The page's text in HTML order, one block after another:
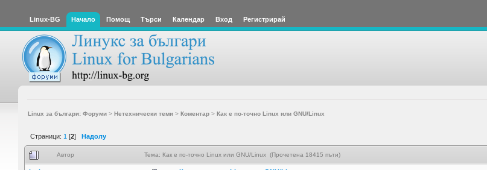
Linux-BG Начало Помощ Търси Календар Вход Регистрирай
Linux за българи: Форуми> Нетехнически теми> Коментар> Как е по-точно Linux или GNU/Linux
Страници: 1 [2] Надолу
Автор Тема: Как е по-точно Linux или GNU/Linux (Прочетена 18415 пъти)